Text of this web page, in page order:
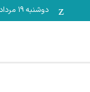
دوشنبه ۱۹ مرداد